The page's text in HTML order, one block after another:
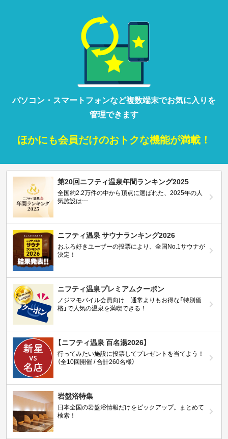
パソコン・ スマートフォンなど複数端末でお気に入りを
管理できます
ほかにも会員だけのおトクな機能が満載！
第20回ニフティ温泉年間ランキング2025
全国約2.2万件の中から頂点に選ばれた、2025年の人
気施設は…
ニフティ温泉 サウナランキング2026
おふろ好きユーザーの投票により、全国No.1サウナが
決定！
ニフティ温泉プレミアムクーポン
ノジマモバイル会員向け 通常よりもお得な「特別価
格」で人気の温泉を満喫できる！
【ニフティ温泉 百名湯2026】
行ってみたい施設に投票してプレゼントを当てよう！
（全10回開催 / 合計260名様）
岩盤浴特集
日本全国の岩盤浴情報だけをピックアップ。まとめて
検索！